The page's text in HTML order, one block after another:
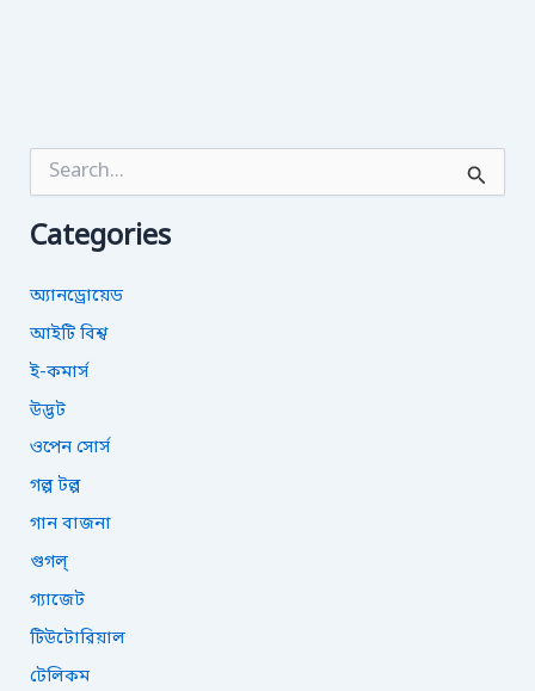
r
f
o
:
Categories
অ্যানড্রোয়েড
আইটি বিশ্ব
ই-কমার্স
উদ্ভট
ওপেন সোর্স
গল্প টল্প
গান বাজনা
গুগল্
গ্যাজেট
টিউটোরিয়াল
টেলিকম